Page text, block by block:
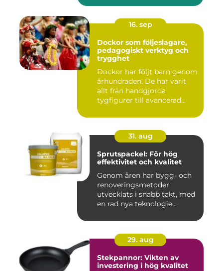
16. sep
Dockor som följeslagare,
pedagogiskt verktyg och
trygghet
Dockor har följt barn genom
århundraden. De har varit
allt från handgjorda
tygfigurer till avancerad...
31. aug
Sprutspackel: För hög
effektivitet och kvalitet
Genom åren har bygg- och
renoveringsmetoder
utvecklats i snabb takt, med
en rad nya teknologie...
29. aug
Stekpannor: Vikten av
investering i hög kvalitet